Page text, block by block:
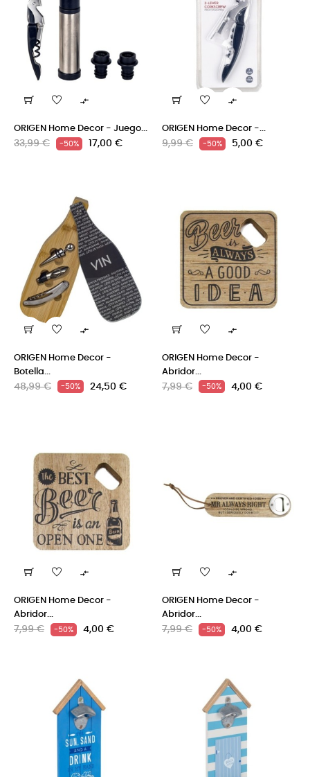

ORIGEN Home Decor - Juego...
Precio
33,99 € -50% Precio
17,00 €

ORIGEN Home Decor -...
Precio
9,99 € -50% Precio
5,00 €

ORIGEN Home Decor -
Botella...
Precio
48,99 € -50% Precio
24,50 €

ORIGEN Home Decor -
Abridor...
Precio
7,99 € -50% Precio
4,00 €

ORIGEN Home Decor -
Abridor...
Precio
7,99 € -50% Precio
4,00 €

ORIGEN Home Decor -
Abridor...
Precio
7,99 € -50% Precio
4,00 €